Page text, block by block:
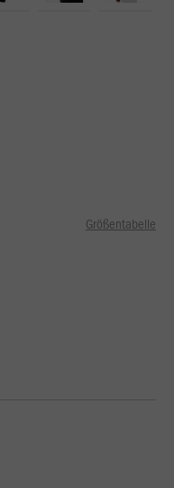
Größentabelle